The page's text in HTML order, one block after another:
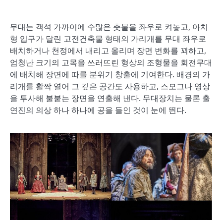
무대는 객석 가까이에 수많은 촛불을 좌우로 켜놓고, 아치
형 입구가 달린 고전건축물 형태의 가리개를 무대 좌우로
배치하거나 천정에서 내리고 올리며 장면 변화를 꾀하고,
엄청난 크기의 고목을 쓰러뜨린 형상의 조형물을 회전무대
에 배치해 장면에 따를 분위기 창출에 기여한다. 배경의 가
리개를 활짝 열어 그 깊은 공간도 사용하고, 스모그나 영상
을 투사해 불붙는 장면을 연출해 낸다. 무대장치는 물론 출
연진의 의상 하나 하나에 공을 들인 것이 눈에 띈다.